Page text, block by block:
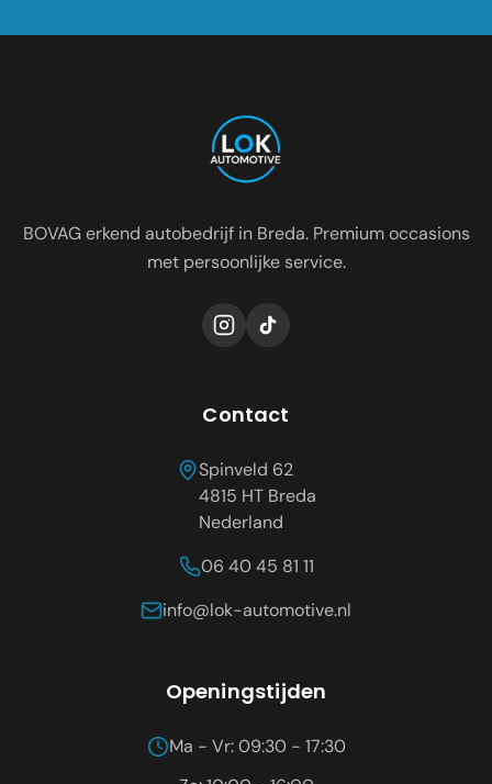
BOVAG erkend autobedrijf in Breda. Premium occasions
met persoonlijke service.
Contact
Spinveld 62
4815 HT Breda
Nederland
06 40 45 81 11
info@lok-automotive.nl
Openingstijden
Ma - Vr: 09:30 - 17:30